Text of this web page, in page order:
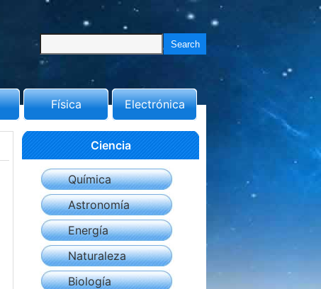
Física Electrónica
Ciencia
Química
Astronomía
Energía
Naturaleza
Biología